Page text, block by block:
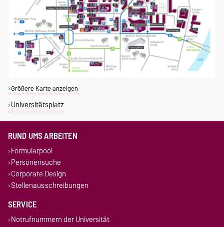
Größere Karte anzeigen
Universitätsplatz
RUND UMS ARBEITEN
Formularpool
Personensuche
Corporate Design
Stellenausschreibungen
SERVICE
Notrufnummern der Universität